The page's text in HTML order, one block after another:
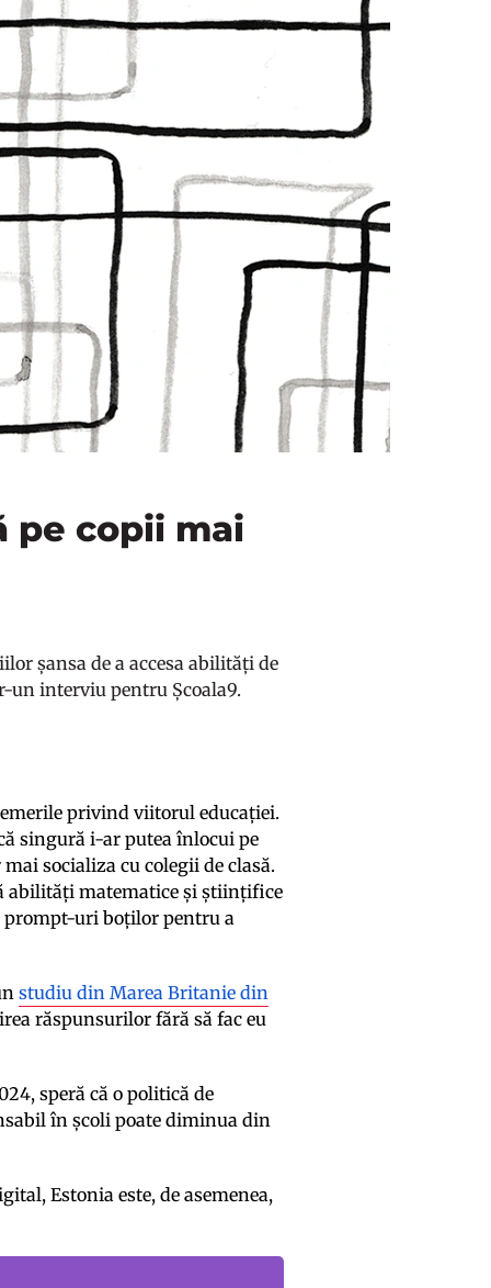
pe copii mai
șansa de a accesa abilități de
un interviu pentru Școala9.
privind viitorul educației.
singură i-ar putea înlocui pe
socializa cu colegii de clasă.
abilități matematice și științifice
prompt-uri boților pentru a
studiu din Marea Britanie din
răspunsurilor fără să fac eu
speră că o politică de
în școli poate diminua din
Estonia este, de asemenea,